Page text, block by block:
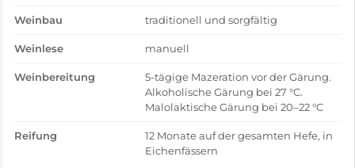
Weinbau traditionell und sorgfältig
Weinlese manuell
Weinbereitung
5-tägige Mazeration vor der Gärung.
Alkoholische Gärung bei 27 °C.
Malolaktische Gärung bei 20–22 °C
Reifung
12 Monate auf der gesamten Hefe, in
Eichenfässern